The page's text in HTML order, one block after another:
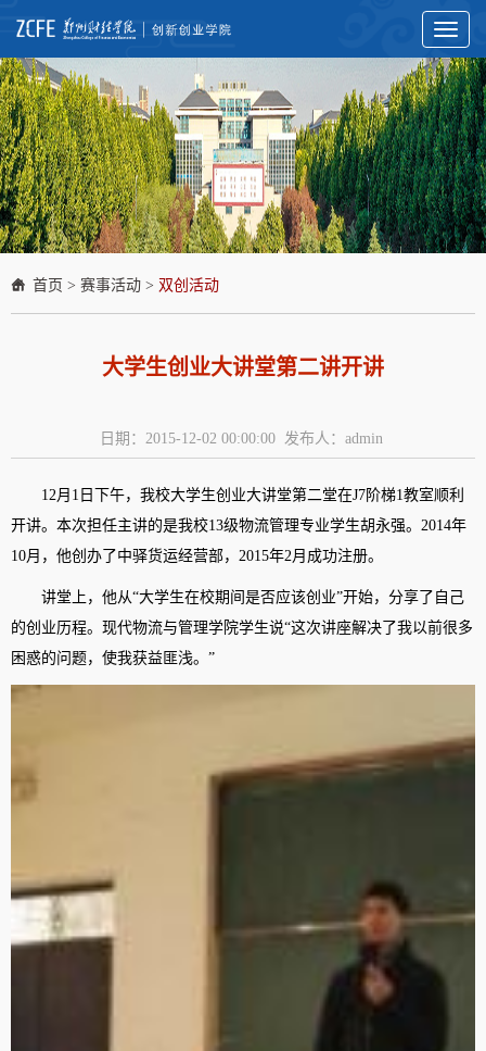
Toggle
首页 > 赛事活动 > 双创活动
大学生创业大讲堂第二讲开讲
日期：2015-12-02 00:00:00 发布人：admin
12月1日下午，我校大学生创业大讲堂第二堂在J7阶梯1教室顺利
开讲。本次担任主讲的是我校13级物流管理专业学生胡永强。2014年
10月，他创办了中驿货运经营部，2015年2月成功注册。
讲堂上，他从“大学生在校期间是否应该创业”开始，分享了自己
的创业历程。现代物流与管理学院学生说“这次讲座解决了我以前很多
困惑的问题，使我获益匪浅。”